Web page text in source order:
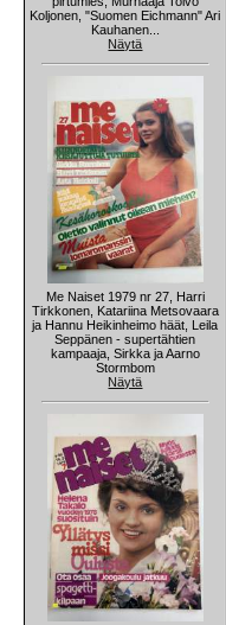
Koljonen, "Suomen Eichmann" Ari
Kauhanen...
Näytä
Me Naiset 1979 nr 27, Harri
Tirkkonen, Katariina Metsovaara
ja Hannu Heikinheimo häät, Leila
Seppänen - supertähtien
kampaaja, Sirkka ja Aarno
Stormbom
Näytä